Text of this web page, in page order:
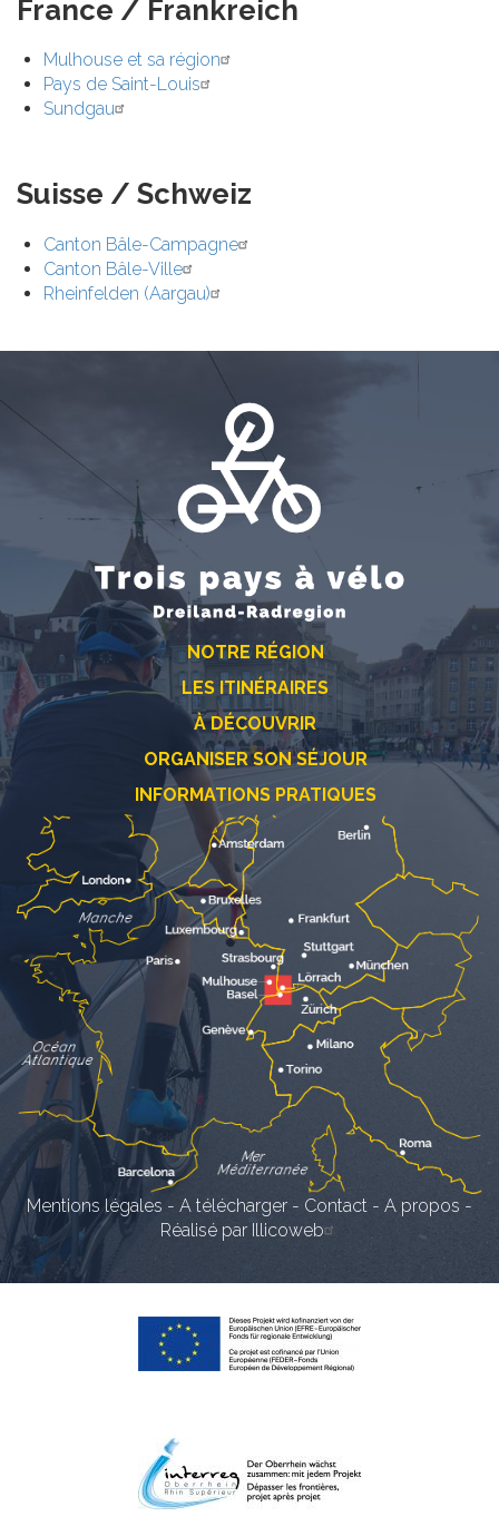
France / Frankreich
Mulhouse et sa région
Pays de Saint-Louis
Sundgau
Suisse / Schweiz
Canton Bâle-Campagne
Canton Bâle-Ville
Rheinfelden (Aargau)
NOTRE RÉGION
LES ITINÉRAIRES
À DÉCOUVRIR
ORGANISER SON SÉJOUR
INFORMATIONS PRATIQUES
Mentions légales - A télécharger - Contact - A propos -
Réalisé par Illicoweb